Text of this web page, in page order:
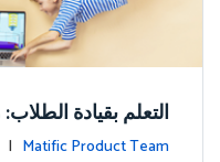
التعلم بقيادة
Matific Product Team | يوليو 12, 2021 |